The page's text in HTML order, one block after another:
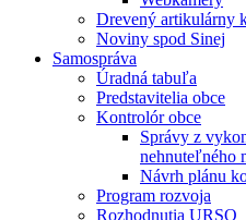
Drevený artikulárny
Noviny spod Sinej
Samospráva
Úradná tabuľa
Predstavitelia obce
Kontrolór obce
Správy z
nehnuteľného
Návrh plánu
Program rozvoja
Rozhodnutia URSO